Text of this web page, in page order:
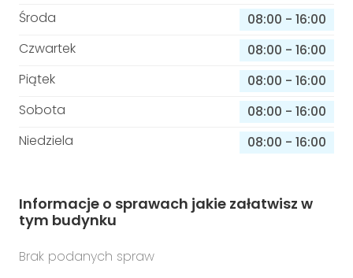
Środa
08:00 - 16:00
Czwartek
08:00 - 16:00
Piątek
08:00 - 16:00
Sobota
08:00 - 16:00
Niedziela
08:00 - 16:00
Informacje o sprawach jakie załatwisz w
tym budynku
Brak podanych spraw